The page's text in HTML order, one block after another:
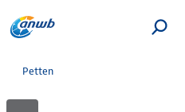
Petten